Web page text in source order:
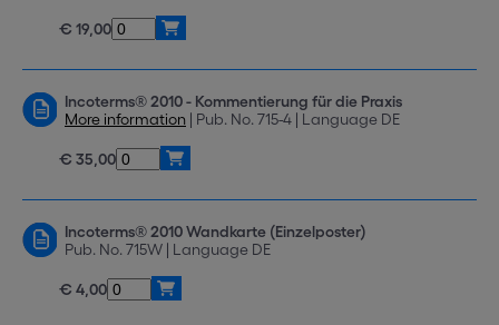
€ 19,00
Incoterms® 2010 - Kommentierung für die Praxis
More information | Pub. No. 715-4 | Language DE
€ 35,00
Incoterms® 2010 Wandkarte (Einzelposter)
Pub. No. 715W | Language DE
€ 4,00